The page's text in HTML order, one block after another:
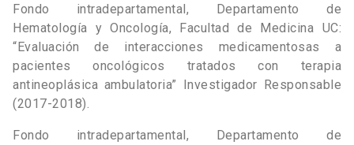
Fondo intradepartamental, Departamento de
Hematología y Oncología, Facultad de Medicina UC:
“Evaluación de interacciones medicamentosas a
pacientes oncológicos tratados con terapia
antineoplásica ambulatoria” Investigador Responsable
(2017-2018).
Fondo intradepartamental, Departamento de